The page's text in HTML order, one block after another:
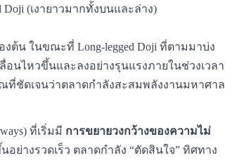
Doji (เงายาวมากทั้งบนและล่าง)
ต้น ในขณะที่ Long-legged Doji ที่ตามมาบ่ง
นไหวขึ้นและลงอย่างรุนแรงภายในช่วงเวลา
ชัดเจนว่าตลาดกำลังสะสมพลังงานมหาศาล
ที่เริ่มมี การขยายวงกว้างของความไม่
ย่างรวดเร็ว ตลาดกำลัง “ตัดสินใจ” ทิศทาง